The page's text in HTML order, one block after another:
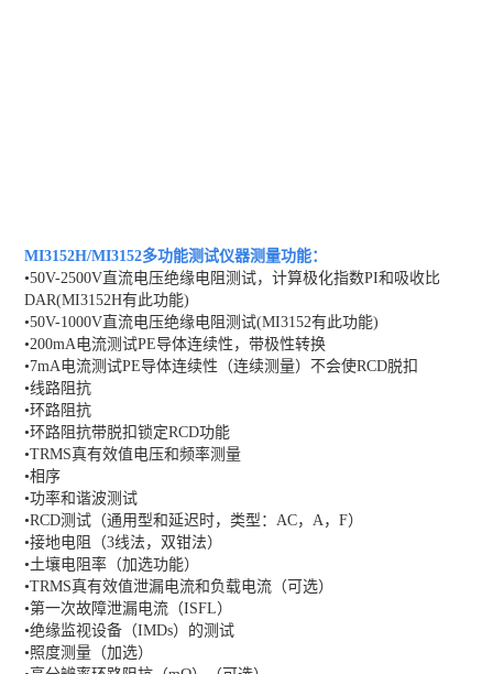
MI3152H/MI3152多功能测试仪器测量功能：
•50V-2500V直流电压绝缘电阻测试，计算极化指数PI和吸收比
DAR(MI3152H有此功能)
•50V-1000V直流电压绝缘电阻测试(MI3152有此功能)
•200mA电流测试PE导体连续性，带极性转换
•7mA电流测试PE导体连续性（连续测量）不会使RCD脱扣
•线路阻抗
•环路阻抗
•环路阻抗带脱扣锁定RCD功能
•TRMS真有效值电压和频率测量
•相序
•功率和谐波测试
•RCD测试（通用型和延迟时，类型：AC，A，F）
•接地电阻（3线法，双钳法）
•土壤电阻率（加选功能）
•TRMS真有效值泄漏电流和负载电流（可选）
•第一次故障泄漏电流（ISFL）
•绝缘监视设备（IMDs）的测试
•照度测量（加选）